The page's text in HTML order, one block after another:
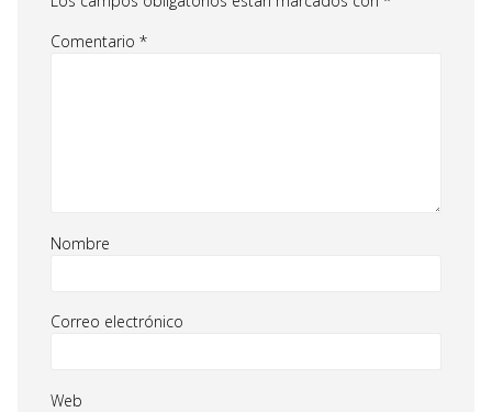
Comentario *
Nombre
Correo electrónico
Web